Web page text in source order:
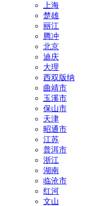
上海
楚雄
丽江
腾冲
北京
迪庆
大理
西双版纳
曲靖市
玉溪市
保山市
天津
昭通市
江苏
普洱市
浙江
湖南
临沧市
红河
文山